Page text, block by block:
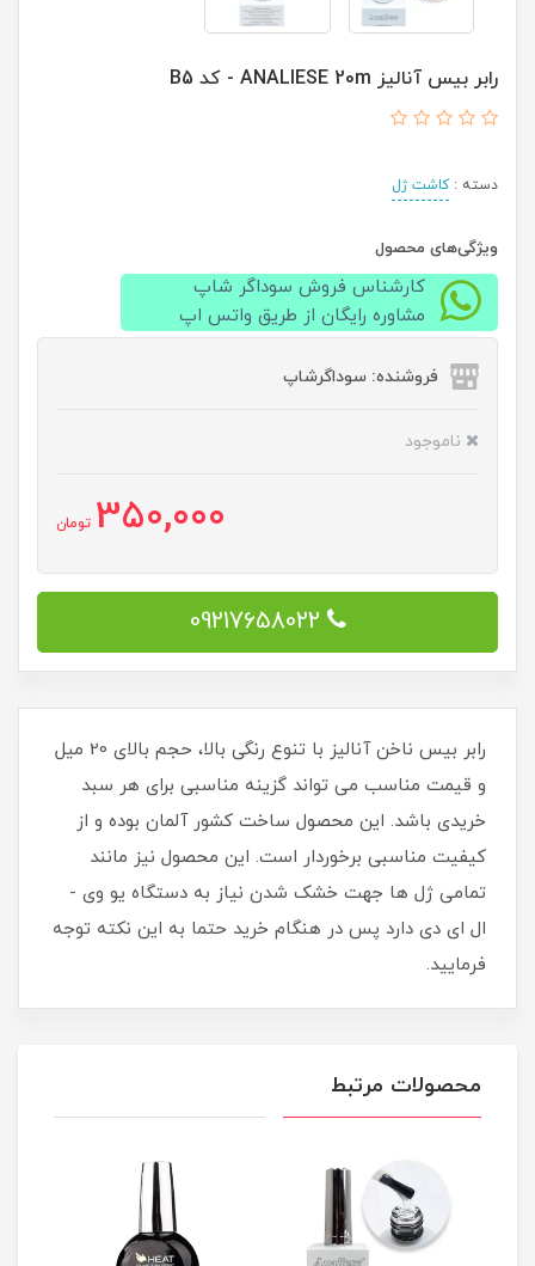
رابر بیس آنالیز ANALIESE 20m - کد B5
دسته :کاشت ژل
ویژگی‌های محصول
کارشناس فروش سوداگر شاپ
مشاوره رایگان از طریق واتس اپ
فروشنده: سوداگرشاپ
ناموجود
350,000 تومان
09217658022
رابر بیس ناخن آنالیز با تنوع رنگی بالا، حجم بالای 20 میل
و قیمت مناسب می تواند گزینه مناسبی برای هر سبد
خریدی باشد. این محصول ساخت کشور آلمان بوده و از
کیفیت مناسبی برخوردار است. این محصول نیز مانند
تمامی ژل ها جهت خشک شدن نیاز به دستگاه یو وی -
ال ای دی دارد پس در هنگام خرید حتما به این نکته توجه
فرمایید.
محصولات مرتبط